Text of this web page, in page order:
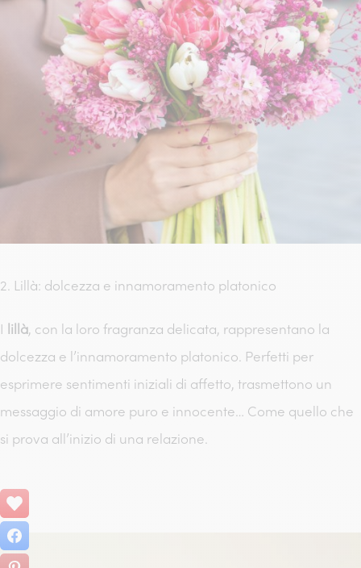
2. Lillà: dolcezza e innamoramento platonico
I lillà, con la loro fragranza delicata, rappresentano la
dolcezza e l’innamoramento platonico. Perfetti per
esprimere sentimenti iniziali di affetto, trasmettono un
messaggio di amore puro e innocente… Come quello che
si prova all’inizio di una relazione.